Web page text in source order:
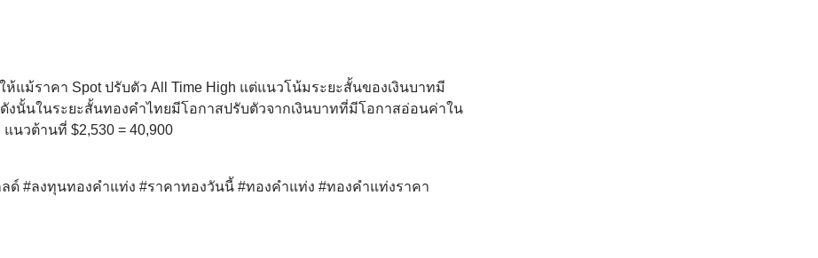
แม้ราคา Spot ปรับตัว All Time High แต่แนวโน้มระยะสั้นของเงินบาทมี
นั้นในระยะสั้นทองคำไทยมีโอกาสปรับตัวจากเงินบาทที่มีโอกาสอ่อนค่าใน
นวต้านที่ $2,530 = 40,900
ลด์ #ลงทุนทองคำแท่ง #ราคาทองวันนี้ #ทองคำแท่ง #ทองคำแท่งราคา